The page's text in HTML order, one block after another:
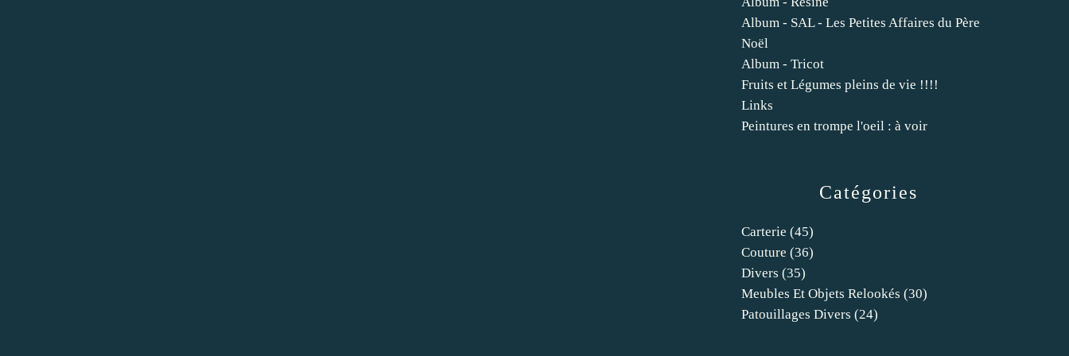
Catégories
Carterie (45)
Couture (36)
Divers (35)
Meubles Et Objets Relookés (30)
Patouillages Divers (24)
Album - SAL - Les Petites Affaires du Père
Noël
Album - Tricot
Fruits et Légumes pleins de vie !!!!
Links
Peintures en trompe l'oeil : à voir